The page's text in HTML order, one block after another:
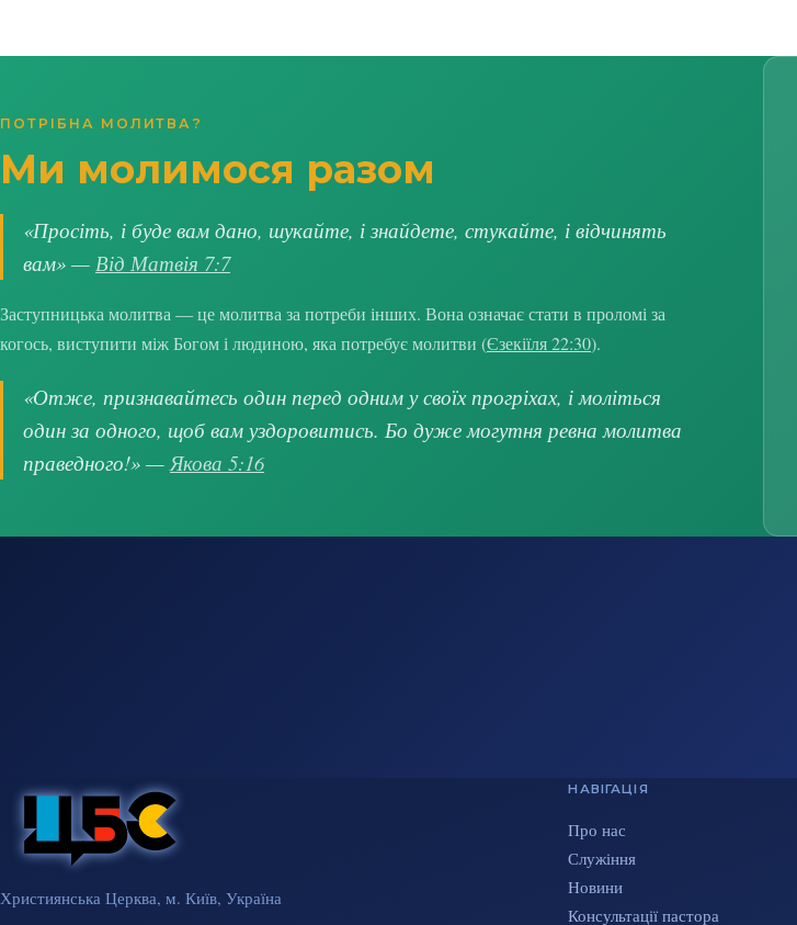
ПОТРІБНА МОЛИТВА?
Ми молимося разом
«Просіть, і буде вам дано, шукайте, і знайдете, стукайте, і відчинять
вам» — Від Матвія 7:7
Заступницька молитва — це молитва за потреби інших. Вона означає стати в проломі за
когось, виступити між Богом і людиною, яка потребує молитви (Єзекіїля 22:30).
«Отже, признавайтесь один перед одним у своїх прогріхах, і моліться
один за одного, щоб вам уздоровитись. Бо дуже могутня ревна молитва
праведного!» —Якова 5:16
Християнська Церква, м. Київ, Україна
НАВІГАЦІЯ
Про нас
Служіння
Новини
Консультації пастора